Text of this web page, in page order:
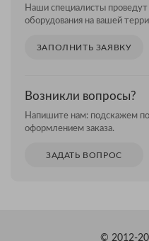
Наши специалисты
оборудования на вашей
ЗАПОЛНИТЬ ЗАЯВКУ
Возникли вопросы?
Напишите нам: подскажем
оформлением заказа.
ЗАДАТЬ ВОПРОС
© 2012-